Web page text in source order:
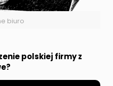
biuro
polskiej firmy z